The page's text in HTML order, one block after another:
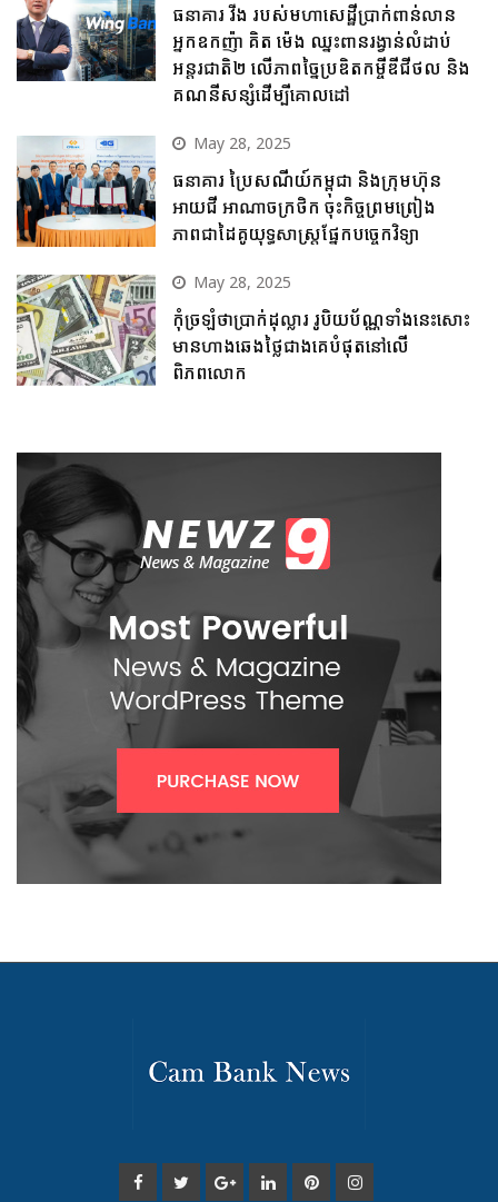
ធនាគារ វីង របស់មហាសេដ្ឋីប្រាក់ពាន់លាន
អ្នកឧកញ៉ា គិត ម៉េង ឈ្នះពានរង្វាន់លំដាប់
អន្តរជាតិ២ លើភាពច្នៃប្រឌិតកម្ចីឌីជីថល និង
គណនីសន្សំដើម្បីគោលដៅ
May 28, 2025
ធនាគារ ប្រៃសណីយ៍កម្ពុជា និងក្រុមហ៊ុន
អាយជី អាណាចក្រថិក ចុះកិច្ចព្រមព្រៀង
ភាពជាដៃគូយុទ្ធសាស្ត្រផ្នែកបច្ចេកវិទ្យា
May 28, 2025
កុំច្រឡំថាប្រាក់ដុល្លារ រូបិយប័ណ្ណទាំងនេះសោះ
មានហាងឆេងថ្លៃជាងគេបំផុតនៅលើ
ពិភពលោក